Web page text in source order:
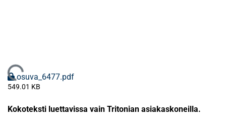
Ladataan...osuva_6477.pdf
549.01 KB
Kokoteksti luettavissa vain Tritonian asiakaskoneilla.